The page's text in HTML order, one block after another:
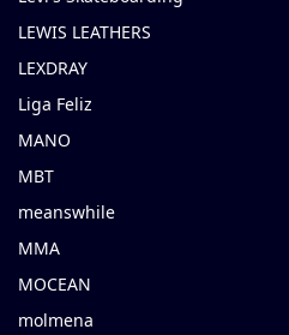
LEWIS LEATHERS
LEXDRAY
Liga Feliz
MANO
MBT
meanswhile
MMA
MOCEAN
molmena